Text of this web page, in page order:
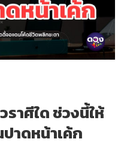
าศีใด ช่วงนี้ให้
าดหน้าเค้ก